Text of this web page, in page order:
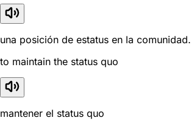
una posición de estatus en la comunidad.
to maintain the status quo
mantener el status quo